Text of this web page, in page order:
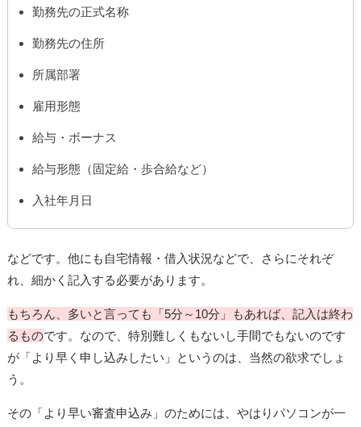
勤務先の正式名称
勤務先の住所
所属部署
雇用形態
給与・ボーナス
給与形態（固定給・歩合給など）
入社年月日
などです。他にも自宅情報・借入状況などで、さらにそれぞ
れ、細かく記入する必要があります。
もちろん、多いと言っても「5分～10分」もあれば、記入は終わ
るものです。なので、特別難しくもないし手間でもないのです
が「より早く申し込みしたい」というのは、当然の欲求でしょ
う。
その「より早い審査申込み」のためには、やはりパソコンが一